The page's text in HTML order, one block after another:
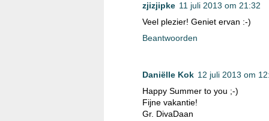
zjizjipke 11 juli 2013 om 21:32
Veel plezier! Geniet ervan :-)
Beantwoorden
Daniëlle Kok 12 juli 2013 om
Happy Summer to you ;-)
Fijne vakantie!
Gr. DivaDaan